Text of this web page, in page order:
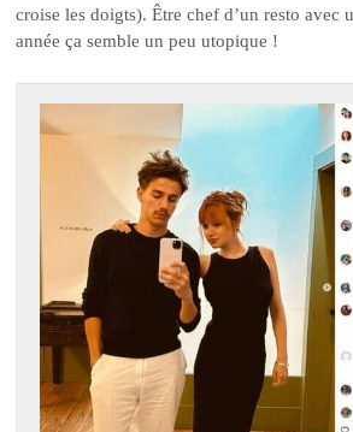
croise les doigts). Être chef d’un resto avec
année ça semble un peu utopique !